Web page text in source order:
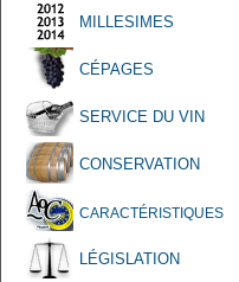
MILLESIMES
CÉPAGES
SERVICE DU VIN
CONSERVATION
CARACTÉRISTIQUES
LÉGISLATION